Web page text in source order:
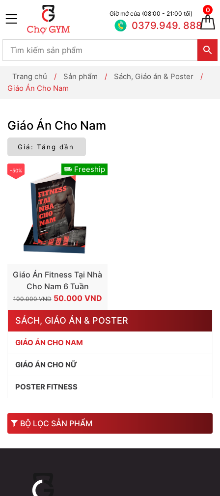
Giờ mở cửa (08:00 - 21:00 tối)
0379.949. 888
0
Trang chủ / Sản phẩm / Sách, Giáo án & Poster
/
Giáo Án Cho Nam
SÁCH, GIÁO ÁN & POSTER
GIÁO ÁN CHO NAM
GIÁO ÁN CHO NỮ
POSTER FITNESS
BỘ LỌC SẢN PHẨM
Giáo Án Cho Nam
Freeship
-50%
Giáo Án Fitness Tại Nhà
Cho Nam 6 Tuần
100.000VND GIÁ
GỐC
LÀ:
100.000 VND.
50.000 VNDGIÁ
HIỆN
TẠI
LÀ: